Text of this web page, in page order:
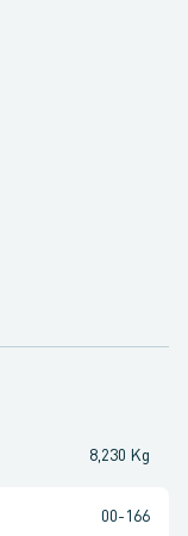
8,230 Kg
00-166